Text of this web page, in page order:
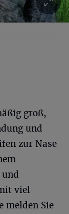
groß,
und
zur Nase
und
viel
melden Sie